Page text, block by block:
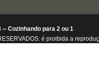
Cozinhando para 2 ou 1
é proibida a